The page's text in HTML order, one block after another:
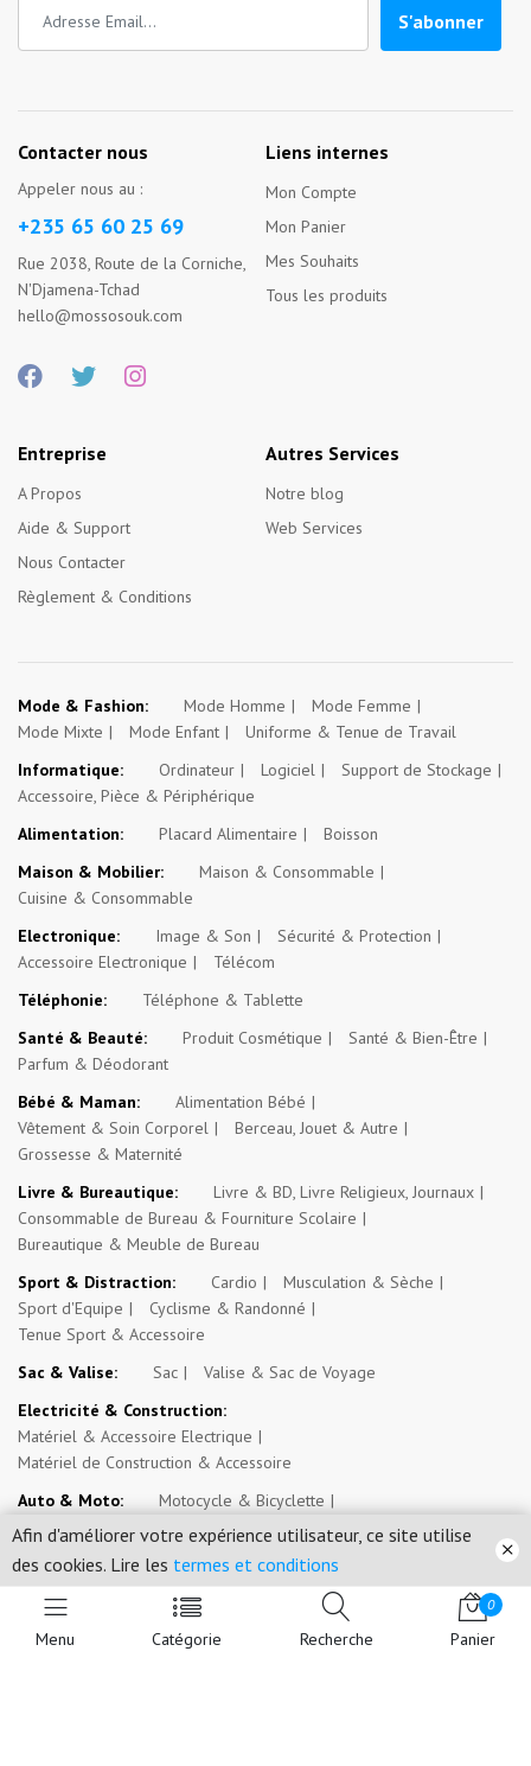
Menu Catégorie Recherche
0
Panier
Afin d'améliorer votre expérience utilisateur, ce site utilise
des cookies. Lire les termes et conditions
S'abonner
Contacter nous
Appeler nous au :
+235 65 60 25 69
Rue 2038, Route de la Corniche,
N'Djamena-Tchad
hello@mossosouk.com
Liens internes
Mon Compte
Mon Panier
Mes Souhaits
Tous les produits
Entreprise
A Propos
Aide & Support
Nous Contacter
Règlement & Conditions
Autres Services
Notre blog
Web Services
Mode & Fashion: Mode Homme
Mode Femme
Mode Mixte
Mode Enfant
Uniforme & Tenue de Travail
Informatique:
Ordinateur Logiciel
Support de Stockage
Accessoire, Pièce & Périphérique
Alimentation:
Placard Alimentaire
Boisson
Maison & Mobilier:
Maison & Consommable
Cuisine & Consommable
Electronique:
Image & Son
Sécurité & Protection
Accessoire Electronique
Télécom
Téléphonie:
Téléphone & Tablette
Santé & Beauté:
Produit Cosmétique
Santé & Bien-Être
Parfum & Déodorant
Bébé & Maman:
Alimentation Bébé
Vêtement & Soin Corporel
Berceau, Jouet & Autre
Grossesse & Maternité
Livre & Bureautique:
Livre & BD, Livre Religieux, Journaux
Consommable de Bureau & Fourniture Scolaire
Bureautique & Meuble de Bureau
Sport & Distraction:
Cardio
Musculation & Sèche
Sport d'Equipe
Cyclisme & Randonné
Tenue Sport & Accessoire
Sac & Valise:
Sac
Valise & Sac de Voyage
Electricité & Construction:
Matériel & Accessoire Electrique
Matériel de Construction & Accessoire
Auto & Moto:
Motocycle & Bicyclette
Véhicule 4 Roues & Véhicule Transport Commun
Outil & Entretien
Espace Paysan & Fermier:
Outil d'Exploitation Agricole
Intrant Agricole
Evénement, Opportunité & Autres Annonces: